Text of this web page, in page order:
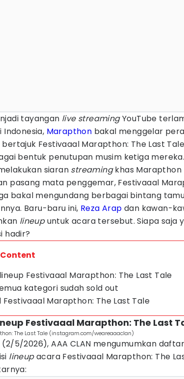
tayangan live streamingYouTube
Indonesia, Marapthon bakal menggelar
Festivaaal Marapthon: The Last
bentuk penutupan musim ketiga mereka.
siaran streamingkhas Marapthon
pasang mata penggemar, Festivaaal
bakal mengundang berbagai bintang
Baru-baru ini, Reza Arap dan kawan-
lineupuntuk acara tersebut. Siapa saja
hadir?
Festivaaal Marapthon: The Last Tale
kategori sudah sold out
Festivaaal Marapthon: The Last Tale
Festivaaal Marapthon: The Last
The Last Tale (instagram.com/weareaaaclan)
(2/5/2026), AAA CLAN mengumumkan
lineupacara Festivaaal Marapthon: The